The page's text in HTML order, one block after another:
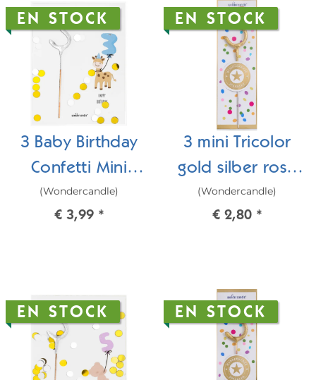
EN STOCK
3 Baby Birthday
Confetti Mini
Wondercard
(Wondercandle)
€ 3,99 *
EN STOCK
3 mini Tricolor
gold silber rosé
Wondercandle®
mini
(Wondercandle)
€ 2,80 *
EN STOCK EN STOCK